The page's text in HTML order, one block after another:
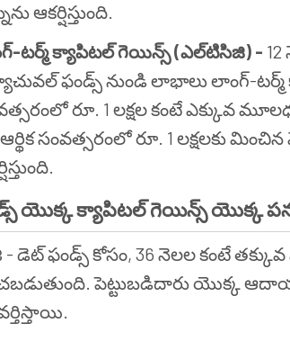
ఆకర్షిస్తుంది.
టర్మ్ క్యాపిటల్ గెయిన్స్ (ఎల్‌టిసిజి) -
ఫండ్స్ నుండి లాభాలు లాంగ్-టర్మ్
రూ. 1 లక్షల కంటే ఎక్కువ
సంవత్సరంలో రూ. 1 లక్షలకు
యొక్క క్యాపిటల్ గెయిన్స్ యొక్క
డెట్ ఫండ్స్ కోసం, 36 నెలల కంటే
పెట్టుబడిదారు యొక్క ఆదాయ